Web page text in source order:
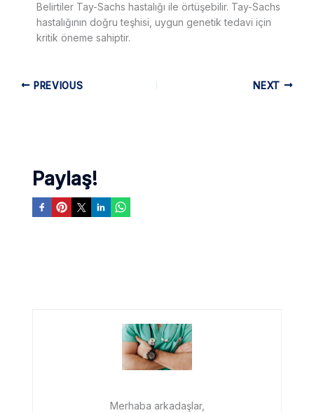
Belirtiler Tay-Sachs hastalığı ile örtüşebilir. Tay-Sachs
hastalığının doğru teşhisi, uygun genetik tedavi için
kritik öneme sahiptir.
PREVIOUS NEXT
Paylaş!
Merhaba arkadaşlar,